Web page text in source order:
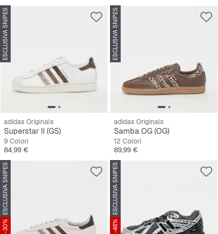
ESCLUSIVA SNIPES
adidas Originals
Superstar II (GS)
9 Colori
Prezzo
84,99 €
ESCLUSIVA SNIPES
adidas Originals
Samba OG (OG)
12 Colori
Prezzo
89,99 €
ESCLUSIVA SNIPES
-30%
ESCLUSIVA SNIPES
-46%